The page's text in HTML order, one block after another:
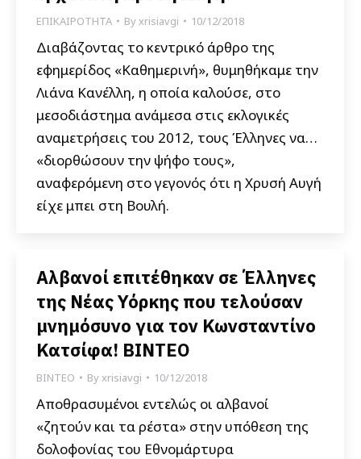
ΕΠΙΚΑΙΡΟΤΗΤΑ Byxrisiavgi 10/12/2018
Διαβάζοντας το κεντρικό άρθρο της
εφημερίδος «Καθημερινή», θυμηθήκαμε την
Λιάνα Κανέλλη, η οποία καλούσε, στο
μεσοδιάστημα ανάμεσα στις εκλογικές
αναμετρήσεις του 2012, τους Έλληνες να…
«διορθώσουν την ψήφο τους»,
αναφερόμενη στο γεγονός ότι η Χρυσή Αυγή
είχε μπει στη Βουλή.
Αλβανοί επιτέθηκαν σε Έλληνες
της Νέας Υόρκης που τελούσαν
μνημόσυνο για τον Κωνσταντίνο
Κατσίφα! ΒΙΝΤΕΟ
ΒΙΝΤΕΟ Byxrisiavgi 10/12/2018
Αποθρασυμένοι εντελώς οι αλβανοί
«ζητούν και τα ρέστα» στην υπόθεση της
δολοφονίας του Εθνομάρτυρα